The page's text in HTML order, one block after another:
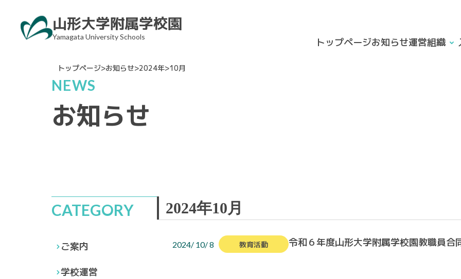
content
山形大学附属学校園
Yamagata University Schools トップページお知らせ運営組織
トップページ>お知らせ>2024年>10月
NEWS
お知らせ
2024年10月
2024/ 10/ 8 教育活動 令和６年度山形大学附属学校園教職員合
CATEGORY
ご案内
学校運営